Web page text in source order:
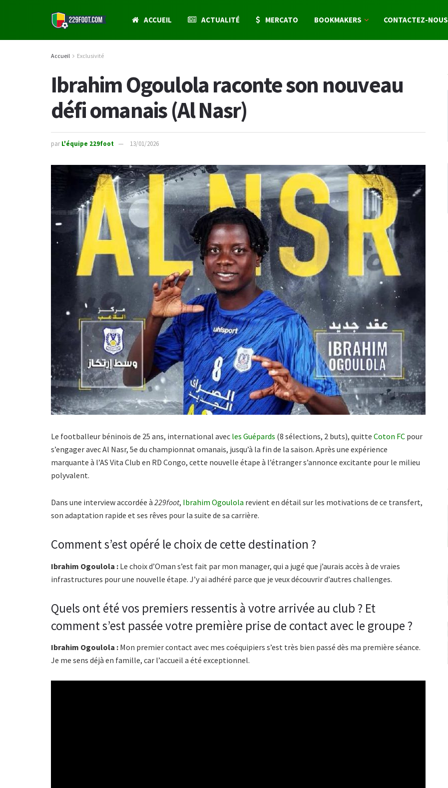
ACCUEIL ACTUALITÉ MERCATO BOOKMAKERS CONTACTEZ-NOUS
Accueil Exclusivité
Ibrahim Ogoulola raconte son nouveau
défi omanais (Al Nasr)
par L'équipe 229foot 13/01/2026
Le footballeur béninois de 25 ans, international avec les Guépards (8 sélections, 2 buts), quitte Coton FC pour
s’engager avec Al Nasr, 5e du championnat omanais, jusqu’à la fin de la saison. Après une expérience
marquante à l’AS Vita Club en RD Congo, cette nouvelle étape à l’étranger s’annonce excitante pour le milieu
polyvalent.
Dans une interview accordée à 229foot, Ibrahim Ogoulola revient en détail sur les motivations de ce transfert,
son adaptation rapide et ses rêves pour la suite de sa carrière.
Comment s’est opéré le choix de cette destination ?
Ibrahim Ogoulola : Le choix d’Oman s’est fait par mon manager, qui a jugé que j’aurais accès à de vraies
infrastructures pour une nouvelle étape. J’y ai adhéré parce que je veux découvrir d’autres challenges.
Quels ont été vos premiers ressentis à votre arrivée au club ? Et
comment s’est passée votre première prise de contact avec le groupe ?
Ibrahim Ogoulola : Mon premier contact avec mes coéquipiers s’est très bien passé dès ma première séance.
Je me sens déjà en famille, car l’accueil a été exceptionnel.